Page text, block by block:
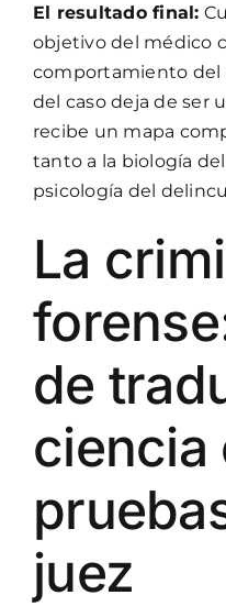
El resultado final:
objetivo del médico
comportamiento del
del caso deja de ser
recibe un mapa
tanto a la biología
psicología del
La
de
ciencia
juez